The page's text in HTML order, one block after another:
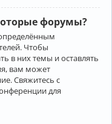
форумы?
Чтобы
в них темы и оставлять
вам может
Свяжитесь с
для